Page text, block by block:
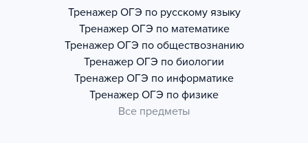
Тренажер ОГЭ по русскому языку
Тренажер ОГЭ по математике
Тренажер ОГЭ по обществознанию
Тренажер ОГЭ по биологии
Тренажер ОГЭ по информатике
Тренажер ОГЭ по физике
Все предметы